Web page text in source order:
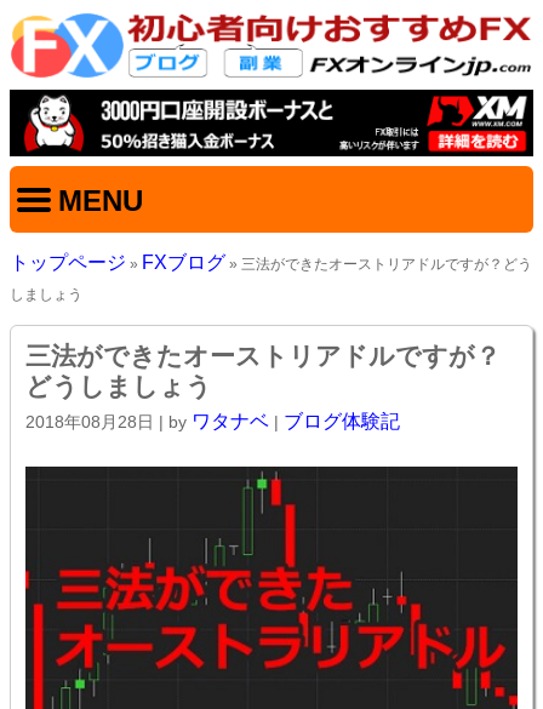
MENU
トップページ » FXブログ » 三法ができたオーストリアドルですが？どう
しましょう
三法ができたオーストリアドルですが？
どうしましょう
2018年08月28日 | by ワタナベ | ブログ体験記